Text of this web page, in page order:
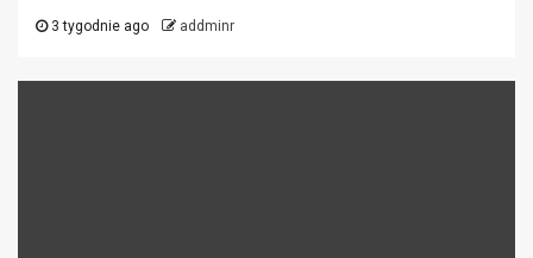
3 tygodnie ago addminr